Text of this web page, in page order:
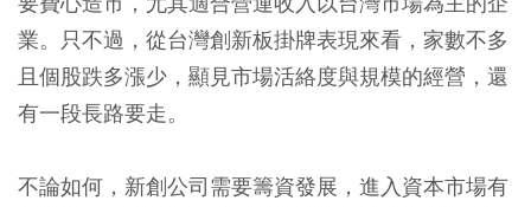
業。只不過，從台灣創新板掛牌表現來看，家數不多
且個股跌多漲少，顯見市場活絡度與規模的經營，還
有一段長路要走。
不論如何，新創公司需要籌資發展，進入資本市場有